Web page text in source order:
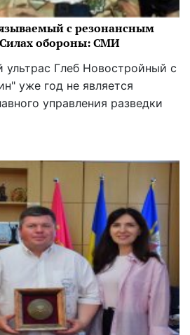
с резонансным
обороны: СМИ
Глеб Новостройный с
уже год не является
управления разведки